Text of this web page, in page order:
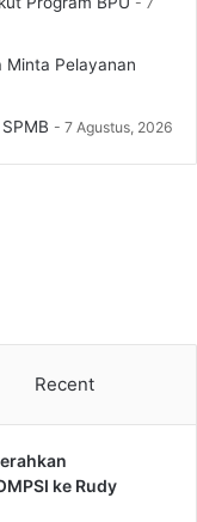
Minta Pelayanan
7 Agustus, 2026
Recent
ke Rudy